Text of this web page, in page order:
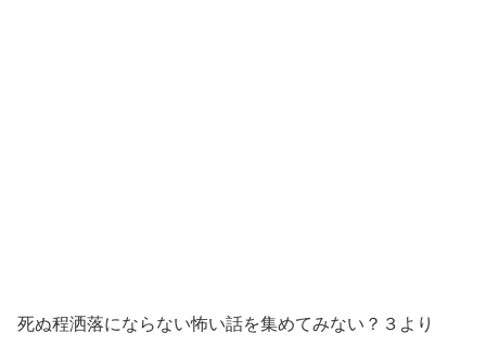
死ぬ程洒落にならない怖い話を集めてみない？３より